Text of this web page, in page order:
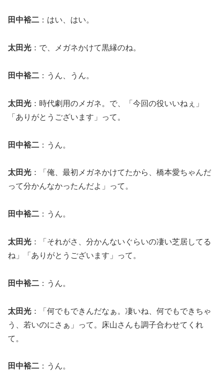
田中裕二 ：はい、はい。
太田光 ：で、メガネかけて黒縁のね。
田中裕二 ：うん、うん。
太田光 ：時代劇用のメガネ。で、「今回の役いいねぇ」
「ありがとうございます」って。
田中裕二 ：うん。
太田光 ：「俺、最初メガネかけてたから、橋本愛ちゃんだ
って分かんなかったんだよ」って。
田中裕二 ：うん。
太田光 ：「それがさ、分かんないぐらいの凄い芝居してる
ね」「ありがとうございます」って。
田中裕二 ：うん。
太田光 ：「何でもできんだなぁ。凄いね、何でもできちゃ
う、若いのにさぁ」って。床山さんも調子合わせてくれ
て。
田中裕二 ：うん。